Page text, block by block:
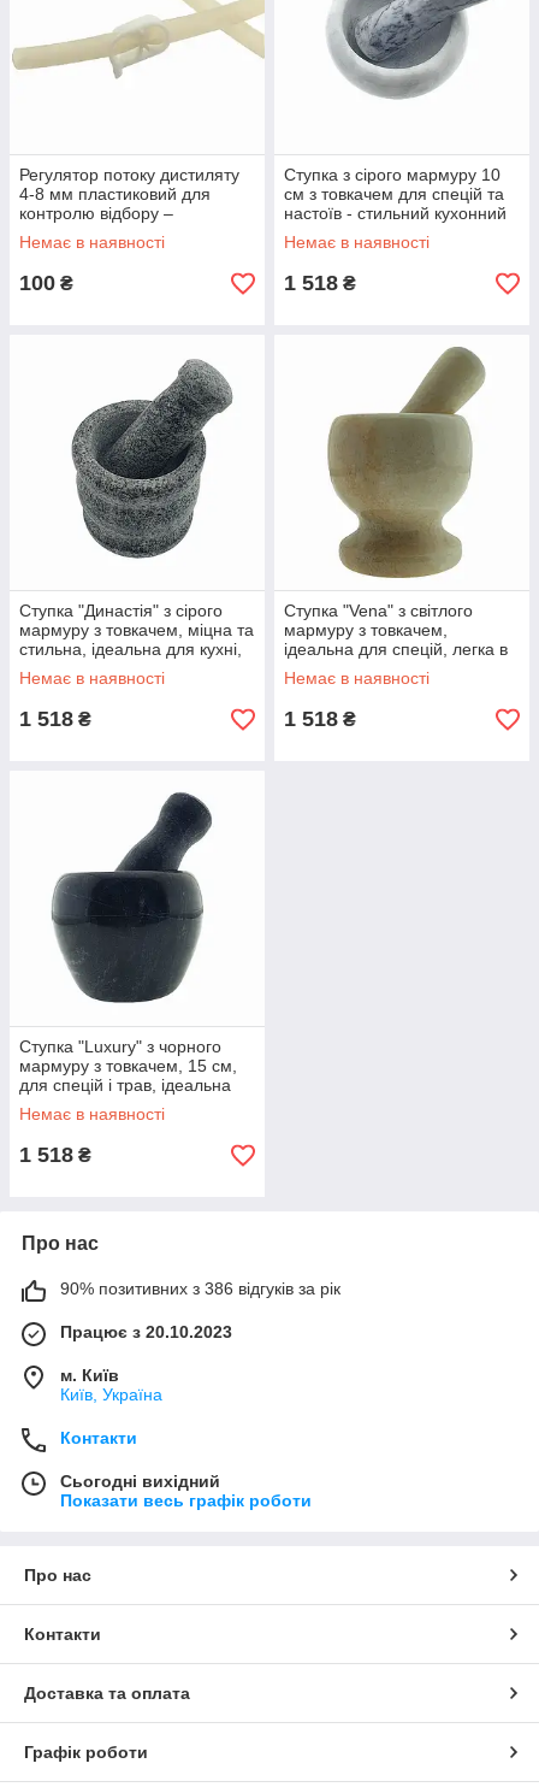
Регулятор потоку дистиляту
4-8 мм пластиковий для
контролю відбору –
економічний аналог
голчастого крана
Немає в наявності
100 ₴
Ступка з сірого мармуру 10
см з товкачем для спецій та
настоїв - стильний кухонний
аксесуар для кулінарії
Немає в наявності
1 518 ₴
Ступка "Династія" з сірого
мармуру з товкачем, міцна та
стильна, ідеальна для кухні,
вага 1,5 кг
Немає в наявності
1 518 ₴
Ступка "Vena" з світлого
мармуру з товкачем,
ідеальна для спецій, легка в
очищенні, унікальний дизайн
для кухні
Немає в наявності
1 518 ₴
Ступка "Luxury" з чорного
мармуру з товкачем, 15 см,
для спецій і трав, ідеальна
для кухні та настоянок.
Немає в наявності
1 518 ₴
Про нас
90% позитивних з 386 відгуків за рік
Працює з 20.10.2023
м. Київ
Київ, Україна
Контакти
Сьогодні вихідний
Показати весь графік роботи
Про нас
Контакти
Доставка та оплата
Графік роботи